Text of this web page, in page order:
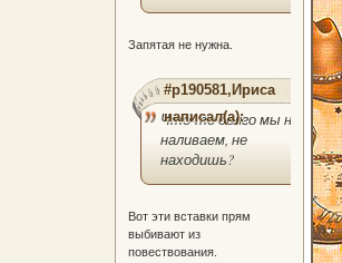
Запятая не нужна.
#p190581,Ириса
написал(а):
Что-то долго мы не
наливаем, не
находишь?
Вот эти вставки прям
выбивают из
повествования.